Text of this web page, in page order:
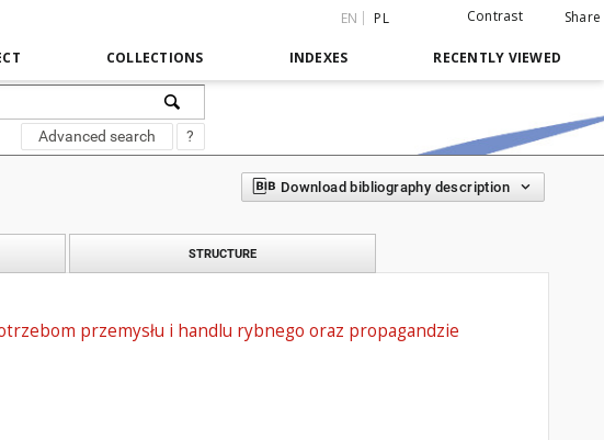
EN PL Contrast Share
COLLECTIONS INDEXES RECENTLY VIEWED
Advanced search ?
Download bibliography description
STRUCTURE
przemysłu i handlu rybnego oraz propagandzie